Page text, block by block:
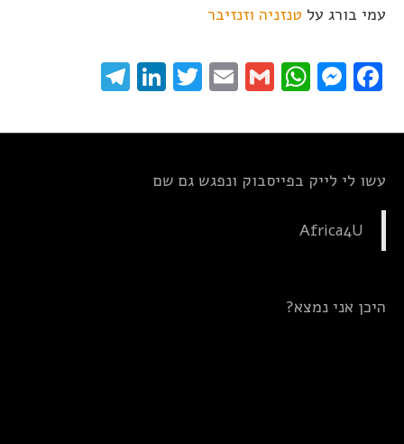
עמי בורג על טנזניה וזנזיבר
Facebook
Messenger
WhatsApp
Gmail
Email
Twitter
LinkedIn
עשו לי לייק בפייסבוק ונפגש גם שם
Africa4U
היכן אני נמצא?